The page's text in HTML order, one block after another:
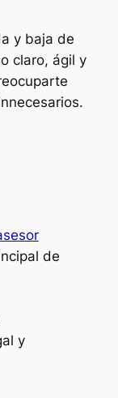
y baja de
claro, ágil y
de
y